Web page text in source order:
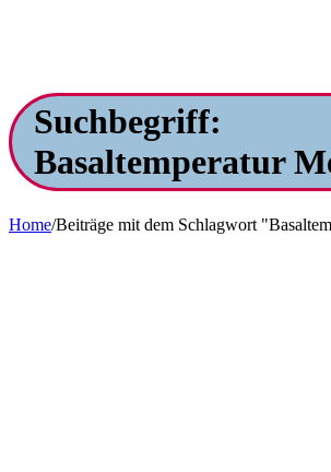
Suchbegriff:
Basaltemperatur
Home/Beiträge mit dem Schlagwort